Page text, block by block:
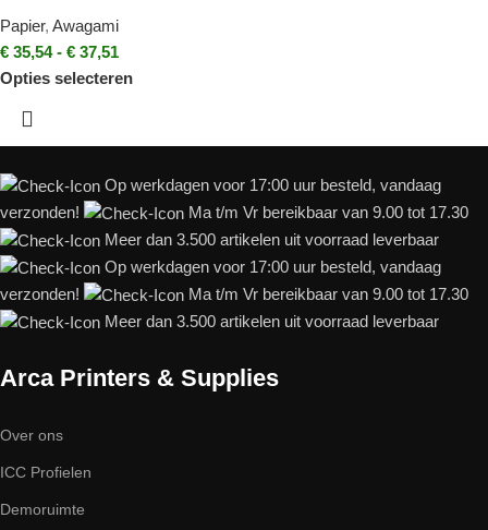
Papier, Awagami
€ 35,54 - € 37,51
Opties selecteren
Op werkdagen voor 17:00 uur besteld, vandaag
verzonden!
Ma t/m Vr bereikbaar van 9.00 tot 17.30
Meer dan 3.500 artikelen uit voorraad leverbaar
Op werkdagen voor 17:00 uur besteld, vandaag
verzonden!
Ma t/m Vr bereikbaar van 9.00 tot 17.30
Meer dan 3.500 artikelen uit voorraad leverbaar
Arca Printers & Supplies
Over ons
ICC Profielen
Demoruimte